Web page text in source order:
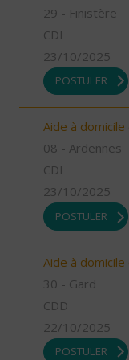
29 - Finistère
CDI
23/10/2025
POSTULER
Aide à domicile
08 - Ardennes
CDI
23/10/2025
POSTULER
Aide à
30 - Gard
CDD
22/10/2025
POSTULER